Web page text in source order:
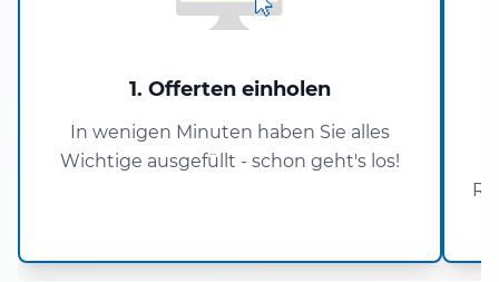
1. Offerten einholen
In wenigen Minuten haben Sie alles
Wichtige ausgefüllt - schon geht's los!